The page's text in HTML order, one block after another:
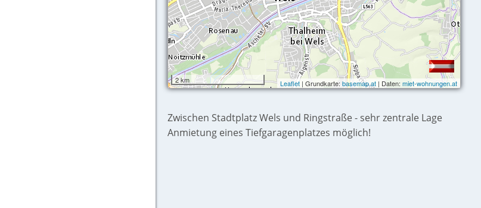
2 km Leaflet| Grundkarte: basemap.at| Daten: miet-wohnungen.at
Zwischen Stadtplatz Wels und Ringstraße - sehr zentrale Lage
Anmietung eines Tiefgaragenplatzes möglich!